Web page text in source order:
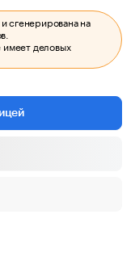
сгенерирована на
имеет деловых